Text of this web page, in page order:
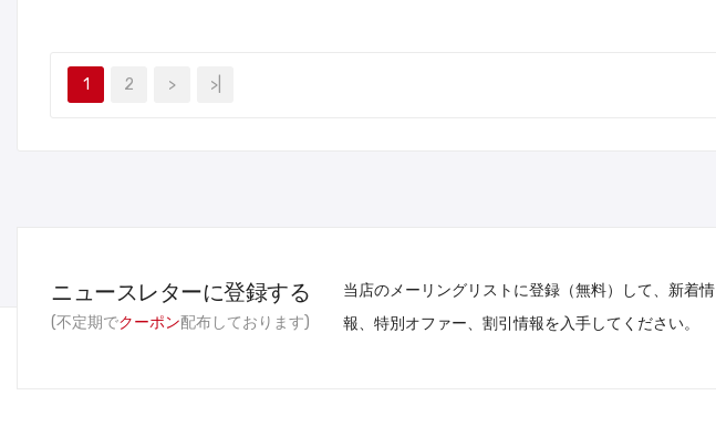
1 2 > >|
ニュースレターに登録する
(不定期でクーポン配布しております)
当店のメーリングリストに登録（無料）して、新着情
報、特別オファー、割引情報を入手してください。